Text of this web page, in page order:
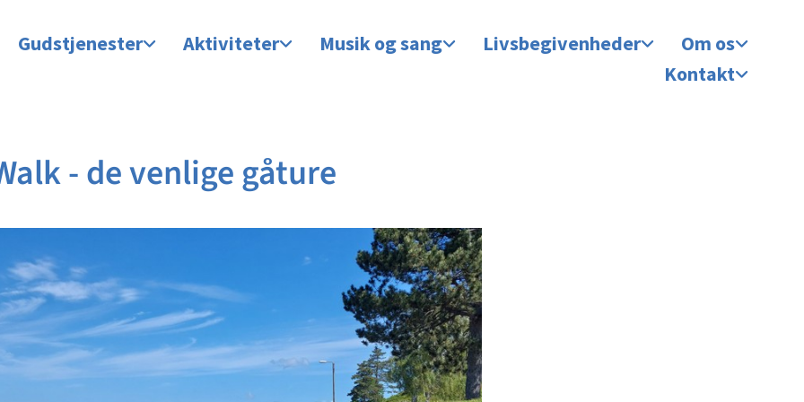
Gudstjenester Aktiviteter Musik og sang Livsbegivenheder
Om os
Kontakt
- de venlige gåture